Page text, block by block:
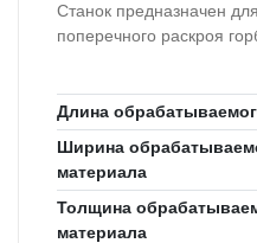
Станок предназначен
поперечного раскроя
Длина
Ширина
материала
Толщина
материала